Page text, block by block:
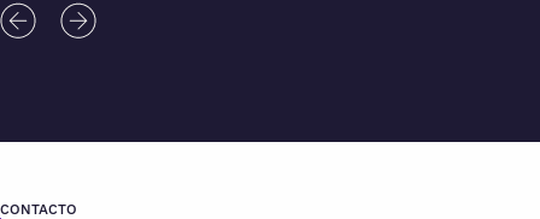
CONTACTO